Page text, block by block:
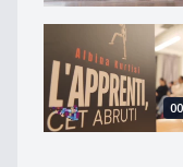
Mobbing en